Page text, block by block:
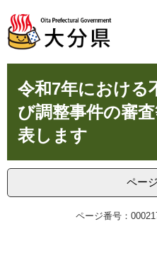
ジ
先
ュ
を
へ
令和7年における
び調整事件の審
表します
ペー
ページ番号：